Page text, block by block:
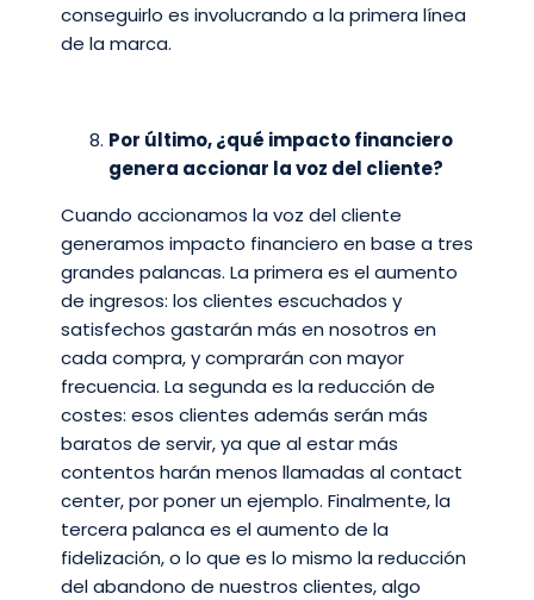
conseguirlo es involucrando a la primera línea
de la marca.
Por último, ¿qué impacto financiero
genera accionar la voz del cliente?
Cuando accionamos la voz del cliente
generamos impacto financiero en base a tres
grandes palancas. La primera es el aumento
de ingresos: los clientes escuchados y
satisfechos gastarán más en nosotros en
cada compra, y comprarán con mayor
frecuencia. La segunda es la reducción de
costes: esos clientes además serán más
baratos de servir, ya que al estar más
contentos harán menos llamadas al contact
center, por poner un ejemplo. Finalmente, la
tercera palanca es el aumento de la
fidelización, o lo que es lo mismo la reducción
del abandono de nuestros clientes, algo